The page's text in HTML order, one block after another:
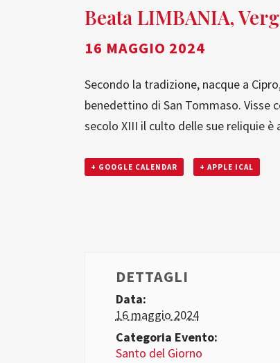
Beata LIMBANIA,
16 MAGGIO 2024
Secondo la tradizione, nacque a
benedettino di San Tommaso. Visse
secolo XIII il culto delle sue reliquie
+ GOOGLE CALENDAR + APPLE ICAL
DETTAGLI
Data:
16 maggio 2024
Categoria Evento:
Santo del Giorno